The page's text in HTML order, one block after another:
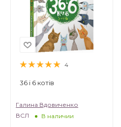
4
36 і 6 котів
Галина Вдовиченко
ВСЛ
В наличии